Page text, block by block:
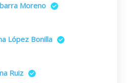
Moreno
López Bonilla
Ruiz